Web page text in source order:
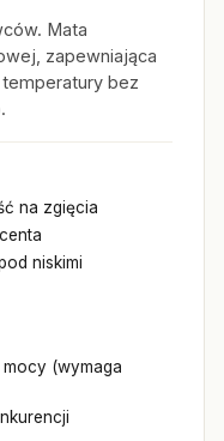
Mata
zapewniająca
bez
na zgięcia
niskimi
(wymaga